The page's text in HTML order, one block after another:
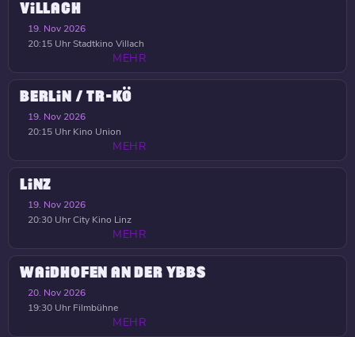
VILLACH
19. Nov 2026
20:15 UhrStadtkino Villach
MEHR
BERLIN / TR-KÖ
19. Nov 2026
20:15 Uhr Kino Union
MEHR
LINZ
19. Nov 2026
20:30 UhrCity Kino Linz
MEHR
WAIDHOFEN AN DER YBBS
20. Nov 2026
19:30 Uhr Filmbühne
MEHR